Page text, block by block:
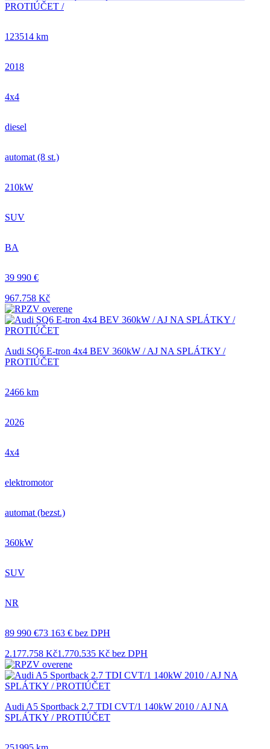
PROTIÚČET /
123514 km
2018
4x4
diesel
automat (8 st.)
210kW
SUV
BA
39 990 €
967.758 Kč
Audi SQ6 E-tron 4x4 BEV 360kW / AJ NA SPLÁTKY /
PROTIÚČET
2466 km
2026
4x4
elektromotor
automat (bezst.)
360kW
SUV
NR
89 990 €73 163 € bez DPH
2.177.758 Kč1.770.535 Kč bez DPH
Audi A5 Sportback 2.7 TDI CVT/1 140kW 2010 / AJ NA
SPLÁTKY / PROTIÚČET